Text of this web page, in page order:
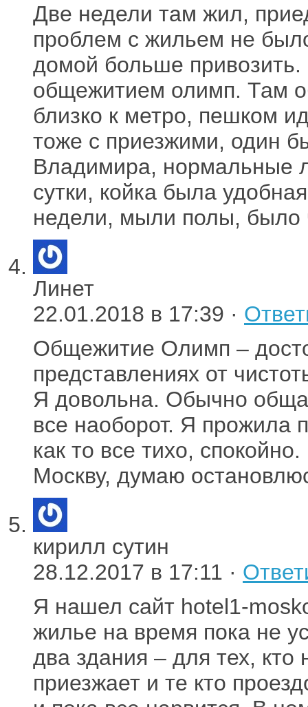
Две недели там жил,
проблем с жильем не
домой больше
общежитием олимп. Там
близко к метро, пешком
тоже с приезжими, один
Владимира, нормальные
сутки, койка была
недели, мыли полы, было
Линет
22.01.2018 в 17:39 ·
Общежитие Олимп –
представлениях от
Я довольна. Обычно
все наоборот. Я прожила
как то все тихо,
Москву, думаю
кирилл сутин
28.12.2017 в 17:11 ·
Я нашел сайт hotel1-
жилье на время пока не
два здания – для тех,
приезжает и те кто